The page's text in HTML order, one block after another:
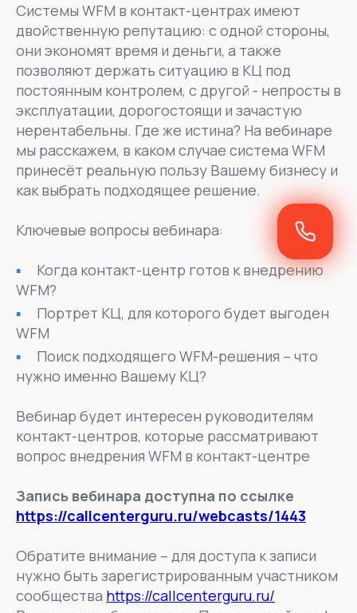
Системы WFM в контакт-центрах имеют
двойственную репутацию: с одной стороны,
они экономят время и деньги, а также
позволяют держать ситуацию в КЦ под
постоянным контролем, с другой - непросты в
эксплуатации, дорогостоящи и зачастую
нерентабельны. Где же истина? На вебинаре
мы расскажем, в каком случае система WFM
принесёт реальную пользу Вашему бизнесу и
как выбрать подходящее решение.
Ключевые вопросы вебинара:
Когда контакт-центр готов к внедрению
WFM?
Портрет КЦ, для которого будет выгоден
WFM
Поиск подходящего WFM-решения – что
нужно именно Вашему КЦ?
Вебинар будет интересен руководителям
контакт-центров, которые рассматривают
вопрос внедрения WFM в контакт-центре
Запись вебинара доступна по ссылке
https://callcenterguru.ru/webcasts/1443
Обратите внимание – для доступа к записи
нужно быть зарегистрированным участником
сообщества https://callcenterguru.ru/